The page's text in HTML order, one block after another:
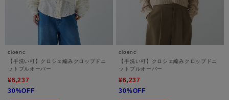
cloenc
【手洗い可】クロシェ編みクロップドニ
ットプルオーバー
¥6,237
30%OFF
cloenc
【手洗い可】クロシェ編みクロップドニ
ットプルオーバー
¥6,237
30%OFF